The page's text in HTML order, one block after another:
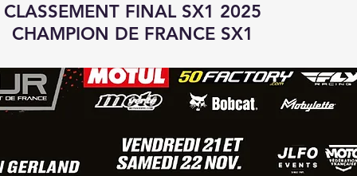
CLASSEMENT FINAL SX1 2025
CHAMPION DE FRANCE SX1